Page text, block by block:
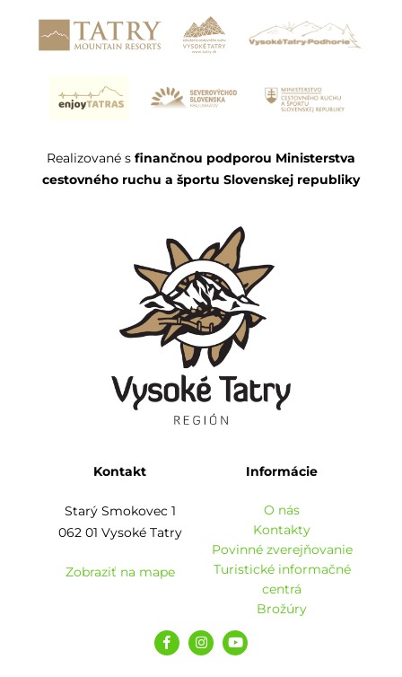
Realizované s finančnou podporou Ministerstva
cestovného ruchu a športu Slovenskej republiky
Kontakt
Starý Smokovec 1
062 01 Vysoké Tatry
Zobraziť na mape
Informácie
O nás
Kontakty
Povinné zverejňovanie
Turistické informačné
centrá
Brožúry